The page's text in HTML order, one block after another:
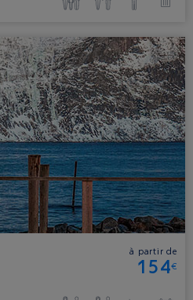
à partir de
154€